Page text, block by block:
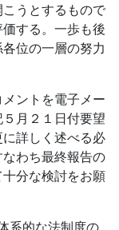
うとするもので
する。一歩も後
位の一層の努力
ントを電子メー
月２１日付要望
詳しく述べる必
わち最終報告の
分な検討をお願
系的な法制度の